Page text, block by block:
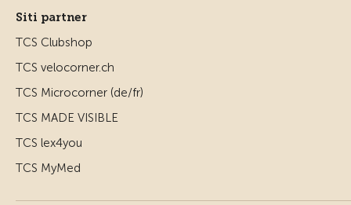
Siti partner
TCS Clubshop
TCS velocorner.ch
TCS Microcorner (de/fr)
TCS MADE VISIBLE
TCS lex4you
TCS MyMed